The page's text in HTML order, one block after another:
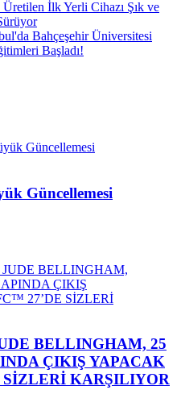
İlk Yerli Cihazı Şık ve
Bahçeşehir Üniversitesi
Başladı!
Güncellemesi
BELLINGHAM, 25
ÇIKIŞ YAPACAK
SİZLERİ KARŞILIYOR